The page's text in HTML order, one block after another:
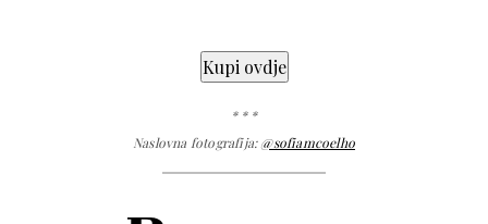
* * *
Naslovna fotografija:@sofiamcoelho